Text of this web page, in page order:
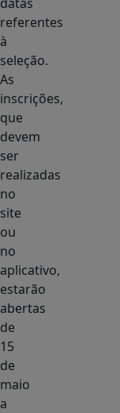
referentes
à
seleção.
As
inscrições,
que
devem
ser
realizadas
no
site
ou
no
aplicativo,
estarão
abertas
de
15
de
maio
a